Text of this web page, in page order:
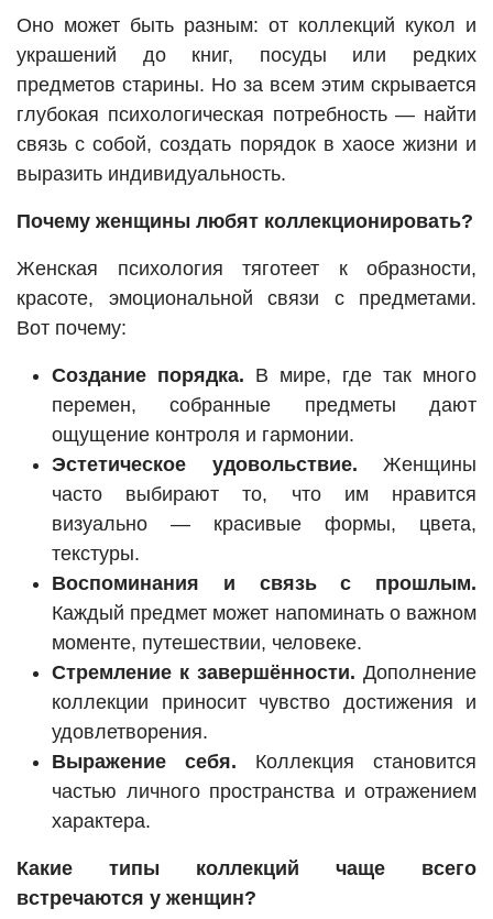
Оно может быть разным: от коллекций кукол и
украшений до книг, посуды или редких
предметов старины. Но за всем этим скрывается
глубокая психологическая потребность — найти
связь с собой, создать порядок в хаосе жизни и
выразить индивидуальность.
Почему женщины любят коллекционировать?
Женская психология тяготеет к образности,
красоте, эмоциональной связи с предметами.
Вот почему:
Создание порядка. В мире, где так много
перемен, собранные предметы дают
ощущение контроля и гармонии.
Эстетическое удовольствие. Женщины
часто выбирают то, что им нравится
визуально — красивые формы, цвета,
текстуры.
Воспоминания и связь с прошлым.
Каждый предмет может напоминать о важном
моменте, путешествии, человеке.
Стремление к завершённости. Дополнение
коллекции приносит чувство достижения и
удовлетворения.
Выражение себя. Коллекция становится
частью личного пространства и отражением
характера.
Какие типы коллекций чаще всего
встречаются у женщин?